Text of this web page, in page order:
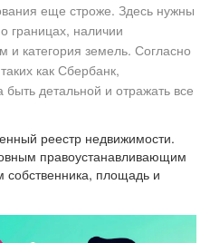
еще строже. Здесь нужны
границах, наличии
и категория земель. Согласно
как Сбербанк,
детальной и отражать все
реестр недвижимости.
правоустанавливающим
площадь и